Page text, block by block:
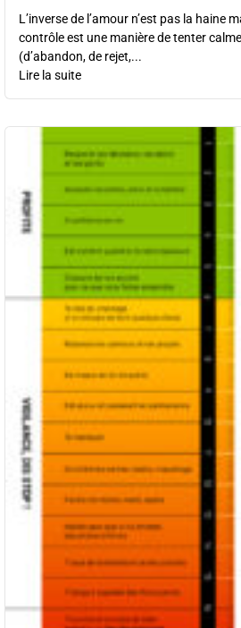
L’inverse de l’amour n’est pas la haine
contrôle est une manière de tenter
(d’abandon, de rejet,...
Lire la suite